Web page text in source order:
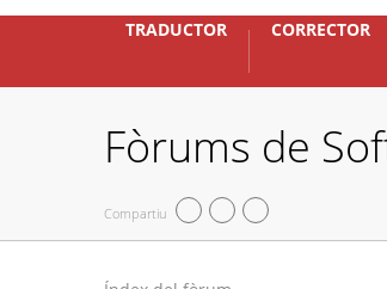
TRADUCTOR CORRECTOR
Fòrums de
Compartiu